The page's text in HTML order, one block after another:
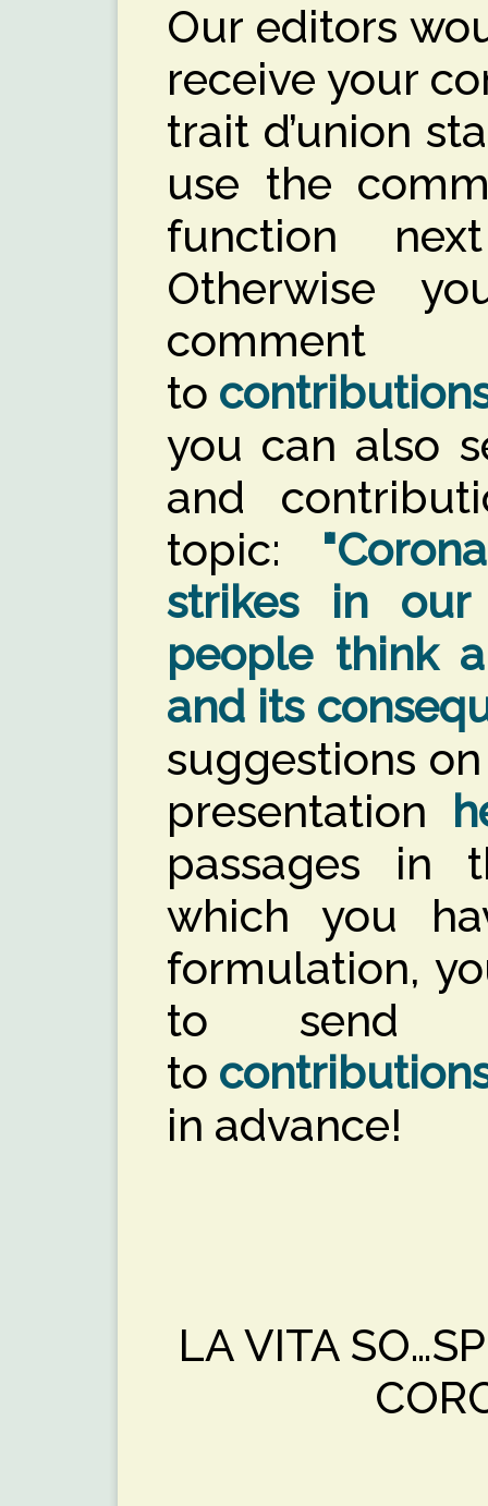
Our editors
receive your
trait d’union
use the
function
Otherwise
comment
to
you can also
and
topic:
strikes in
people think
and its
suggestions
presentation
passages in
which you
formulation,
to send
to
in advance!
LA VITA